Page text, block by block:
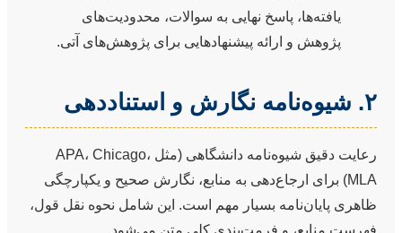
یافته‌ها، پاسخ نهایی به سوالات، محدودیت‌های
پژوهش و ارائه پیشنهادهایی برای پژوهش‌های آتی.
۲. شیوه‌نامه نگارش و استناددهی
رعایت دقیق شیوه‌نامه دانشگاهی (مثل APA، Chicago،
MLA) برای ارجاع‌دهی به منابع، نگارش صحیح و یکپارچگی
ظاهری پایان‌نامه بسیار مهم است. این شامل نحوه نقل قول،
فهرست منابع، و فرمت‌بندی کلی متن می‌شود.